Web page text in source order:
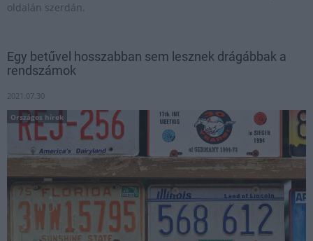
oldalán szerdán.
Egy betűvel hosszabban sem lesznek drágábbak a
rendszámok
2021.07.30
Országos hírek